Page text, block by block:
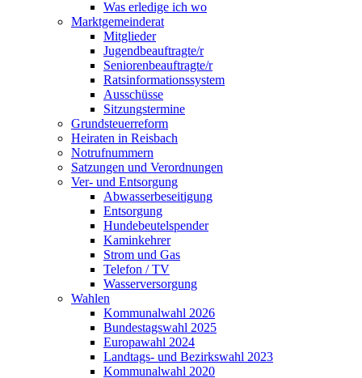
Was erledige ich wo
Marktgemeinderat
Mitglieder
Jugendbeauftragte/r
Seniorenbeauftragte/r
Ratsinformationssystem
Ausschüsse
Sitzungstermine
Grundsteuerreform
Heiraten in Reisbach
Notrufnummern
Satzungen und Verordnungen
Ver- und Entsorgung
Abwasserbeseitigung
Entsorgung
Hundebeutelspender
Kaminkehrer
Strom und Gas
Telefon / TV
Wasserversorgung
Wahlen
Kommunalwahl 2026
Bundestagswahl 2025
Europawahl 2024
Landtags- und Bezirkswahl 2023
Kommunalwahl 2020